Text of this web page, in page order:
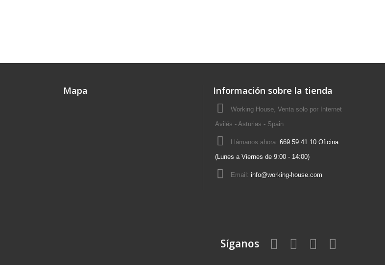
Mapa Información sobre la tienda
Working House, Venta solo por Internet
Avilés - Asturias - Spain
Llámanos ahora: 669 59 41 10 Oficina
(Lunes a Viernes de 9:00 - 14:00)
Email: info@working-house.com
Síganos